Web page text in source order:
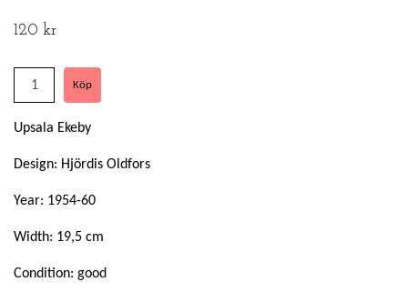
120 kr
Upsala Ekeby
Design: Hjördis Oldfors
Year: 1954-60
Width: 19,5 cm
Condition: good